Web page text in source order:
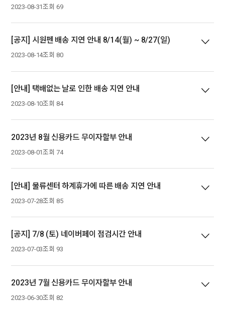
2023-08-31조회 69
[공지] 시원펜 배송 지연 안내 8/14(월) ~ 8/27(일)
2023-08-14조회 80
[안내] 택배없는 날로 인한 배송 지연 안내
2023-08-10조회 84
2023년 8월 신용카드 무이자할부 안내
2023-08-01조회 74
[안내] 물류센터 하계휴가에 따른 배송 지연 안내
2023-07-28조회 85
[공지] 7/8 (토) 네이버페이 점검시간 안내
2023-07-03조회 93
2023년 7월 신용카드 무이자할부 안내
2023-06-30조회 82